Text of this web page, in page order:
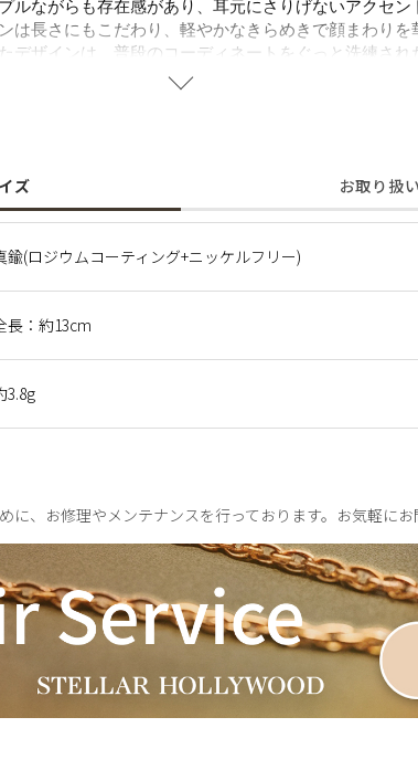
ルながらも存在感があり、耳元にさりげないアクセン
は長さにもこだわり、軽やかなきらめきで顔まわりを
デザインは、普段のコーディネートをぐっと洗練され
編集者に転身。 現在は数多くの女性誌を中心に、広
ズ お取り扱い
鍮(ロジウムコーティング+ニッケルフリー)
長：約13cm
3.8g
に、お修理やメンテナンスを行っております。お気軽にお